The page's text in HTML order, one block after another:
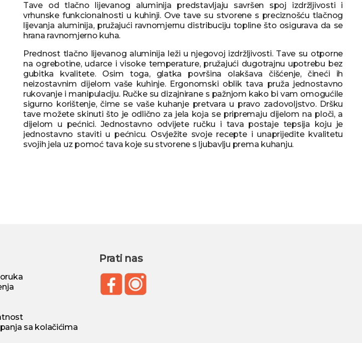
Tave od tlačno lijevanog aluminija predstavljaju savršen spoj izdržljivosti i
vrhunske funkcionalnosti u kuhinji. Ove tave su stvorene s preciznošću tlačnog
lijevanja aluminija, pružajući ravnomjernu distribuciju topline što osigurava da se
hrana ravnomjerno kuha.
Prednost tlačno lijevanog aluminija leži u njegovoj izdržljivosti. Tave su otporne
na ogrebotine, udarce i visoke temperature, pružajući dugotrajnu upotrebu bez
gubitka kvalitete. Osim toga, glatka površina olakšava čišćenje, čineći ih
neizostavnim dijelom vaše kuhinje. Ergonomski oblik tava pruža jednostavno
rukovanje i manipulaciju. Ručke su dizajnirane s pažnjom kako bi vam omogućile
sigurno korištenje, čime se vaše kuhanje pretvara u pravo zadovoljstvo. Dršku
tave možete skinuti što je odlično za jela koja se pripremaju dijelom na ploči, a
dijelom u pećnici. Jednostavno odvijete ručku i tava postaje tepsija koju je
jednostavno staviti u pećnicu. Osvježite svoje recepte i unaprijedite kvalitetu
svojih jela uz pomoć tava koje su stvorene s ljubavlju prema kuhanju.
sa kolačićima
Prati nas